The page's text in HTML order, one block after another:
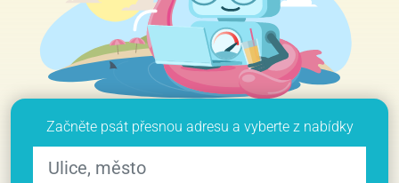
Začněte psát přesnou adresu a vyberte z nabídky